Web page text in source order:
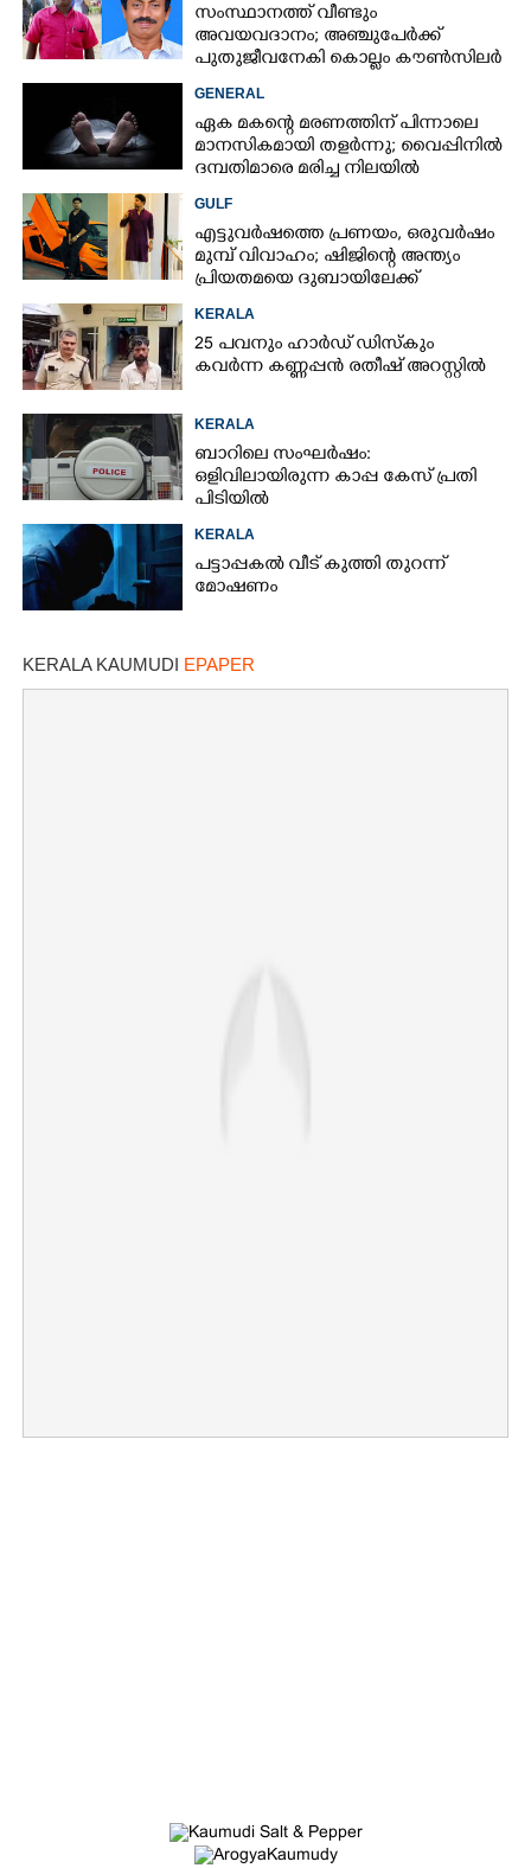
സംസ്ഥാനത്ത് വീണ്ടും
അവയവദാനം; അഞ്ചുപേർക്ക്
പുതുജീവനേകി കൊല്ലം കൗൺസിലർ
ബി അജിത് കുമാർ
GENERAL
ഏക മകന്റെ മരണത്തിന് പിന്നാലെ
മാനസികമായി തളർന്നു; വൈപ്പിനിൽ
ദമ്പതിമാരെ മരിച്ച നിലയിൽ
കണ്ടെത്തി
GULF
എട്ടുവർഷത്തെ പ്രണയം,​ ഒരുവർഷം
മുമ്പ് വിവാഹം; ഷിജിന്റെ അന്ത്യം
പ്രിയതമയെ ദുബായിലേക്ക്
കൊണ്ടുവരാനുള്ള ഒരുക്കത്തിനിടെ
KERALA
25 പവനും ഹാർഡ് ഡിസ്കും
കവർന്ന കണ്ണപ്പൻ രതീഷ് അറസ്റ്റിൽ
KERALA
ബാറിലെ സംഘർഷം:
ഒളിവിലായിരുന്ന കാപ്പ കേസ് പ്രതി
പിടിയിൽ
KERALA
പട്ടാപ്പകൽ വീട് കുത്തി തുറന്ന്
മോഷണം
KERALA KAUMUDI EPAPER